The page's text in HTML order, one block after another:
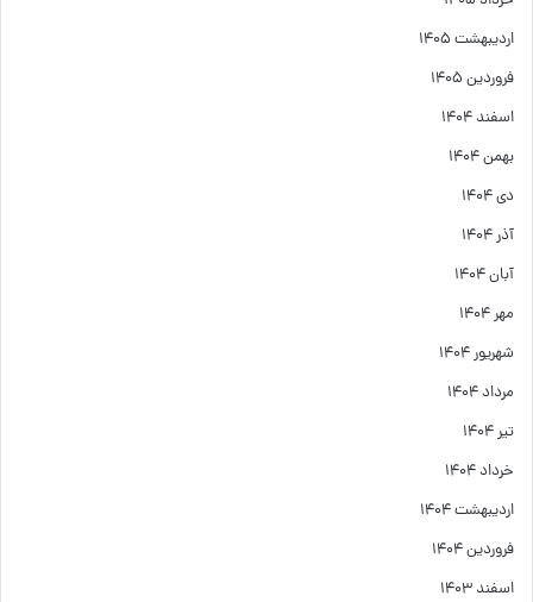
اردیبهشت ۱۴۰۵
فروردین ۱۴۰۵
اسفند ۱۴۰۴
بهمن ۱۴۰۴
دی ۱۴۰۴
آذر ۱۴۰۴
آبان ۱۴۰۴
مهر ۱۴۰۴
شهریور ۱۴۰۴
مرداد ۱۴۰۴
تیر ۱۴۰۴
خرداد ۱۴۰۴
اردیبهشت ۱۴۰۴
فروردین ۱۴۰۴
اسفند ۱۴۰۳